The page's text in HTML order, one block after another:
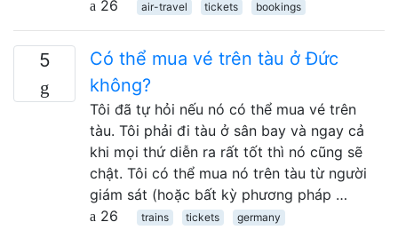
26
air-travel tickets bookings
5
Có thể mua vé trên tàu ở Đức
không?
Tôi đã tự hỏi nếu nó có thể mua vé trên
tàu. Tôi phải đi tàu ở sân bay và ngay cả
khi mọi thứ diễn ra rất tốt thì nó cũng sẽ
chật. Tôi có thể mua nó trên tàu từ người
giám sát (hoặc bất kỳ phương pháp …
26
trains tickets germany